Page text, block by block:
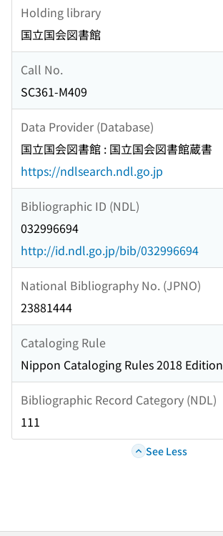
Holding library
国立国会図書館
Call No.
SC361-M409
Data Provider (Database)
国立国会図書館 : 国立国会図書館蔵書
https://ndlsearch.ndl.go.jp
Bibliographic ID (NDL)
032996694
http://id.ndl.go.jp/bib/032996694
National Bibliography No. (JPNO)
23881444
Cataloging Rule
Nippon Cataloging Rules 2018 Edition
Bibliographic Record Category (NDL)
111
See Less